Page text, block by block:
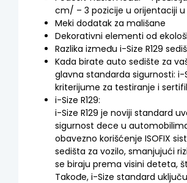
cm/ – 3 pozicije u orijentaciji
Meki dodatak za mališane
Dekorativni elementi od
Razlika između i-Size R129
Kada birate auto sedište za
glavna standarda sigurnosti: i-
kriterijume za testiranje i
i-Size R129:
i-Size R129 je noviji standard
sigurnost dece u
obavezno korišćenje ISOFIX
sedišta za vozilo, smanjujući
se biraju prema visini deteta,
Takođe, i-Size standard